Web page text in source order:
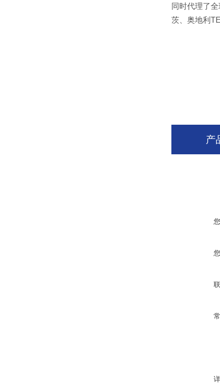
同时代理了
茨、奥地利
产